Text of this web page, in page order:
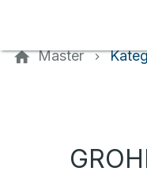
Master